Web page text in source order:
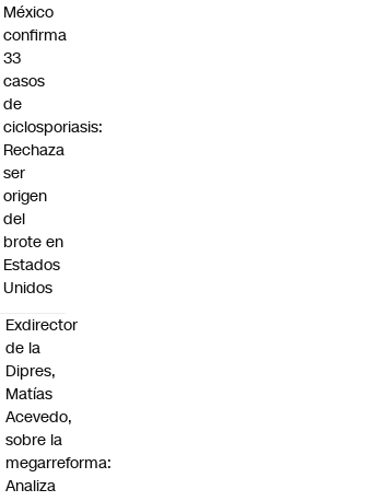
México
confirma
33
casos
de
ciclosporiasis:
Rechaza
ser
origen
del
brote en
Estados
Unidos
Exdirector
de la
Dipres,
Matías
Acevedo,
sobre la
megarreforma:
Analiza